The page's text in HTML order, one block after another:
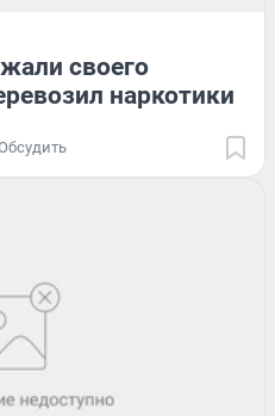
своего
наркотики